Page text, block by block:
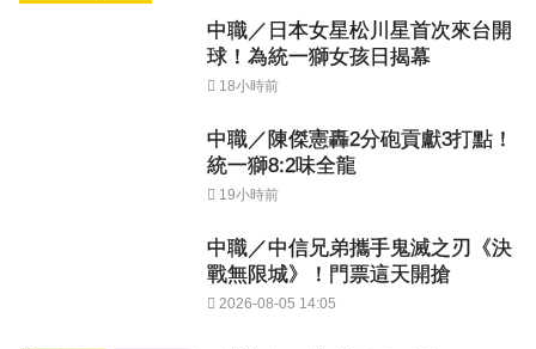
中職／日本女星松川星首次來台開
球！為統一獅女孩日揭幕
18小時前
中職／陳傑憲轟2分砲貢獻3打點！
統一獅8:2味全龍
19小時前
中職／中信兄弟攜手鬼滅之刃《決
戰無限城》！門票這天開搶
2026-08-05 14:05